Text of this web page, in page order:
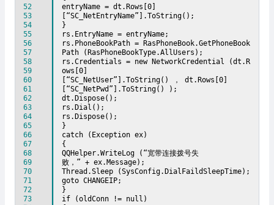
52
53
54
55
56
57
58
59
60
61
62
63
64
65
66
67
68
69
70
71
72
73
entryName = dt.Rows[0]
[“SC_NetEntryName”].ToString();
}
rs.EntryName = entryName;
rs.PhoneBookPath = RasPhoneBook.GetPhoneBook
Path (RasPhoneBookType.AllUsers);
rs.Credentials = new NetworkCredential (dt.R
ows[0]
[“SC_NetUser”].ToString() ， dt.Rows[0]
[“SC_NetPwd”].ToString() );
dt.Dispose();
rs.Dial();
rs.Dispose();
}
catch (Exception ex)
{
QQHelper.WriteLog (“宽带连接拨号失
败，” + ex.Message);
Thread.Sleep (SysConfig.DialFaildSleepTime);
goto CHANGEIP;
}
if (oldConn != null)